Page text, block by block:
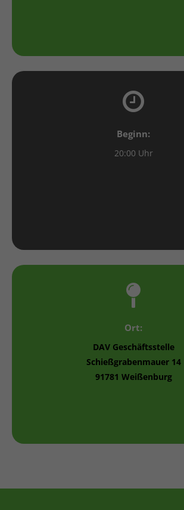
Beginn:
20:00 Uhr
Ort:
DAV Geschäftsstelle
Schießgrabenmauer 14
91781 Weißenburg